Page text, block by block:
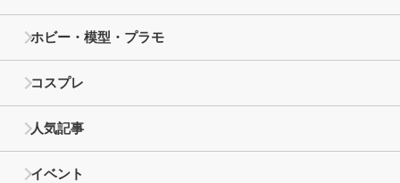
ホビー・模型・プラモ
コスプレ
人気記事
イベント